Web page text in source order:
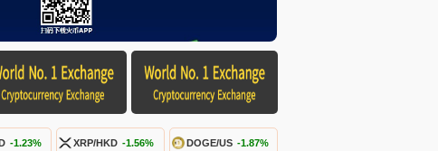
-1.23% XRP/HKD -1.56% DOGE/US -1.87%